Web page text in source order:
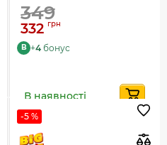
349
332 грн
B +4 бонус
В наявності
-5 %